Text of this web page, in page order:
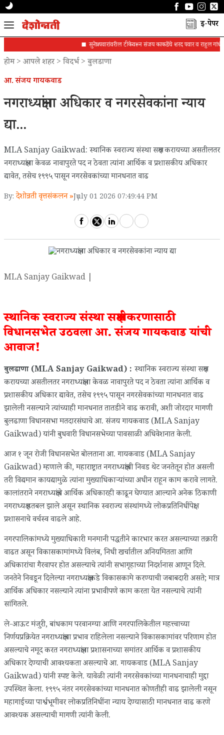
ई-पेपर
सुनेत्रा पवारांवरील टीकेवरून संजय काकडेंचे शरद पवार व राहुल गांधींना
होम> आपले शहर>विदर्भ> बुलडाणा
आ. संजय गायकवाड
​​​​​​​नगराध्यक्षांना अधिकार व नगरसेवकांना न्याय
द्या...
MLA Sanjay Gaikwad: स्थानिक स्वराज्य संस्था सक्षम करायच्या असतीलतर
नगराध्यक्षांना केवळ नावापुरते पद न ठेवता त्यांना आर्थिक व प्रशासकीय अधिकार
द्यावेत, तसेच १९९५ पासून नगरसेवकांच्या मानधनात वाढ
By: देशोन्नती वृत्तसंकलन »July 01 2026 07:49:44 PM
MLA Sanjay Gaikwad |
स्थानिक स्वराज्य संस्था सक्षमीकरणासाठी
विधानसभेत उठवला आ. संजय गायकवाड यांची
आवाज!
बुलढाणा (MLA Sanjay Gaikwad) :स्थानिक स्वराज्य संस्था सक्षम
करायच्या असतीलतर नगराध्यक्षांना केवळ नावापुरते पद न ठेवता त्यांना आर्थिक व
प्रशासकीय अधिकार द्यावेत, तसेच १९९५ पासून नगरसेवकांच्या मानधनात वाढ
झालेली नसल्याने त्यांच्याही मानधनात तातडीने वाढ करावी, अशी जोरदार मागणी
बुलढाणा विधानसभा मतदारसंघाचे आ. संजय गायकवाड (MLA Sanjay
Gaikwad) यांनी बुधवारी विधानसभेच्या पावसाळी अधिवेशनात केली.
आज १ जून रोजी विधानसभेत बोलताना आ. गायकवाड (MLA Sanjay
Gaikwad) म्हणाले की, महाराष्ट्रात नगराध्यक्षांची निवड थेट जनतेतून होत असली
तरी विद्यमान कायद्यामुळे त्यांना मुख्याधिकाऱ्यांच्या अधीन राहून काम करावे लागते.
कालांतराने नगराध्यक्षांचे आर्थिक अधिकारही काढून घेण्यात आल्याने अनेक ठिकाणी
नगराध्यक्ष हतबल झाले असून स्थानिक स्वराज्य संस्थांमध्ये लोकप्रतिनिधींपेक्षा
प्रशासनाचे वर्चस्व वाढले आहे.
नगरपालिकांमध्ये मुख्याधिकारी मनमानी पद्धतीने कारभार करत असल्याच्या तक्रारी
वाढत असून विकासकामांमध्ये विलंब, निधी खर्चातील अनियमितता आणि
अधिकारांचा गैरवापर होत असल्याचे त्यांनी सभागृहाच्या निदर्शनास आणून दिले.
जनतेने निवडून दिलेल्या नगराध्यक्षांकडे विकासकामे करण्याची जबाबदारी असते; मात्र
आर्थिक अधिकार नसल्याने त्यांना प्रभावीपणे काम करता येत नसल्याचे त्यांनी
सांगितले.
ले-आऊट मंजुरी, बांधकाम परवानग्या आणि नगरपालिकेतील महत्त्वाच्या
निर्णयप्रक्रियेत नगराध्यक्षांचा प्रभाव राहिलेला नसल्याने विकासकामांवर परिणाम होत
असल्याचे नमूद करत नगराध्यक्षांना प्रशासनाच्या समांतर आर्थिक व प्रशासकीय
अधिकार देण्याची आवश्यकता असल्याचे आ. गायकवाड (MLA Sanjay
Gaikwad) यांनी स्पष्ट केले. यावेळी त्यांनी नगरसेवकांच्या मानधनाचाही मुद्दा
उपस्थित केला. १९९५ नंतर नगरसेवकांच्या मानधनात कोणतीही वाढ झालेली नसून
महागाईच्या पार्श्वभूमीवर लोकप्रतिनिधींना न्याय देण्यासाठी मानधनात वाढ करणे
आवश्यक असल्याची मागणी त्यांनी केली.